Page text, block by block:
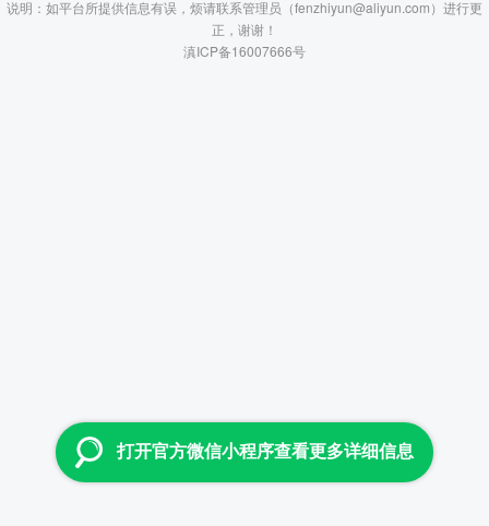
说明：如平台所提供信息有误，烦请联系管理员（fenzhiyun@aliyun.com）进行更
正，谢谢！
滇ICP备16007666号
打开官方微信小程序查看更多详细信息